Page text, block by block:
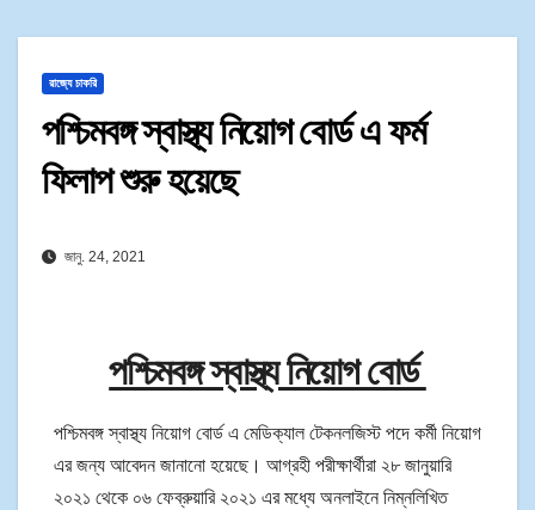
রাজ্যে চাকরি
পশ্চিমবঙ্গ স্বাস্থ্য নিয়োগ বোর্ড এ ফর্ম
ফিলাপ শুরু হয়েছে
জানু. 24, 2021
পশ্চিমবঙ্গ স্বাস্থ্য নিয়োগ বোর্ড
পশ্চিমবঙ্গ স্বাস্থ্য নিয়োগ বোর্ড এ মেডিক্যাল টেকনলজিস্ট পদে কর্মী নিয়োগ
এর জন্য আবেদন জানানো হয়েছে। আগ্রহী পরীক্ষার্থীরা ২৮ জানুয়ারি
২০২১ থেকে ০৬ ফেব্রুয়ারি ২০২১ এর মধ্যে অনলাইনে নিম্নলিখিত